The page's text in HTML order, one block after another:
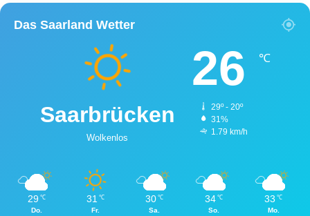
Das Saarland Wetter
Saarbrücken
Wolkenlos
26 ℃
29º - 20º
31%
1.79 km/h
29 ℃
Do.
31 ℃
Fr.
30 ℃
Sa.
34 ℃
So.
33 ℃
Mo.